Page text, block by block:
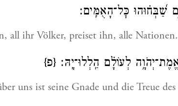
שַׁ֝בְּח֗וּהוּ כׇּל־הָאֻמִּֽים׃
all ihr Völker, preiset ihn, alle Nationen.
לְעוֹלָ֗ם הַֽלְלוּ־יָֽהּ׃ {פ}
uns ist seine Gnade und die Treue